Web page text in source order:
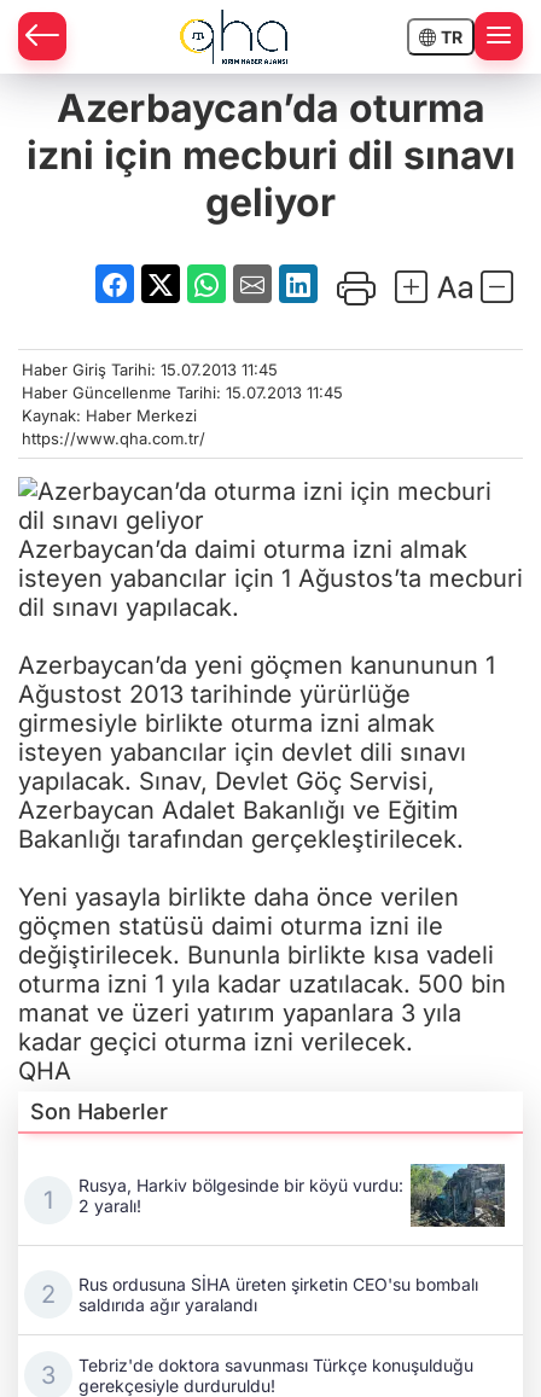
TR
Azerbaycan’da oturma
izni için mecburi dil sınavı
geliyor
Haber Giriş Tarihi: 15.07.2013 11:45
Haber Güncellenme Tarihi: 15.07.2013 11:45
Kaynak: Haber Merkezi
https://www.qha.com.tr/
Azerbaycan’da daimi oturma izni almak
isteyen yabancılar için 1 Ağustos’ta mecburi
dil sınavı yapılacak.
Azerbaycan’da yeni göçmen kanununun 1
Ağustost 2013 tarihinde yürürlüğe
girmesiyle birlikte oturma izni almak
isteyen yabancılar için devlet dili sınavı
yapılacak. Sınav, Devlet Göç Servisi,
Azerbaycan Adalet Bakanlığı ve Eğitim
Bakanlığı tarafından gerçekleştirilecek.
Yeni yasayla birlikte daha önce verilen
göçmen statüsü daimi oturma izni ile
değiştirilecek. Bununla birlikte kısa vadeli
oturma izni 1 yıla kadar uzatılacak. 500 bin
manat ve üzeri yatırım yapanlara 3 yıla
kadar geçici oturma izni verilecek.
QHA
Son Haberler
Rusya, Harkiv bölgesinde bir köyü vurdu:
2 yaralı!
Rus ordusuna SİHA üreten şirketin CEO'su bombalı
saldırıda ağır yaralandı
Tebriz'de doktora savunması Türkçe konuşulduğu
gerekçesiyle durduruldu!